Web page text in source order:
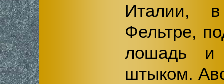
Италии,
Фельтре,
лошадь
штыком.